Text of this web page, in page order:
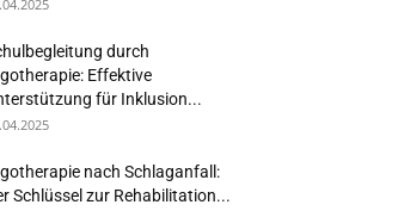
durch
Effektive
für Inklusion...
nach Schlaganfall:
Schlüssel zur Rehabilitation...